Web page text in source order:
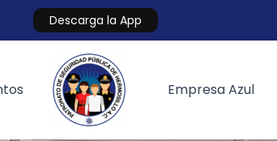
Descarga la App
Empresa Azul